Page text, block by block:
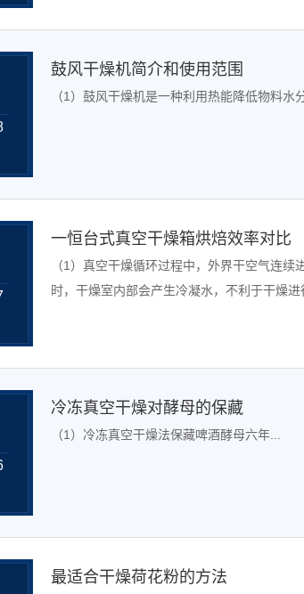
鼓风干燥机简介和使用范围
（1）鼓风干燥机是一种利用热能降低物料水
一恒台式真空干燥箱烘焙效率对比
（1）真空干燥循环过程中，外界干空气连
时，干燥室内部会产生冷凝水，不利于干燥进
冷冻真空干燥对酵母的保藏
（1）冷冻真空干燥法保藏啤酒酵母六年...
最适合干燥荷花粉的方法